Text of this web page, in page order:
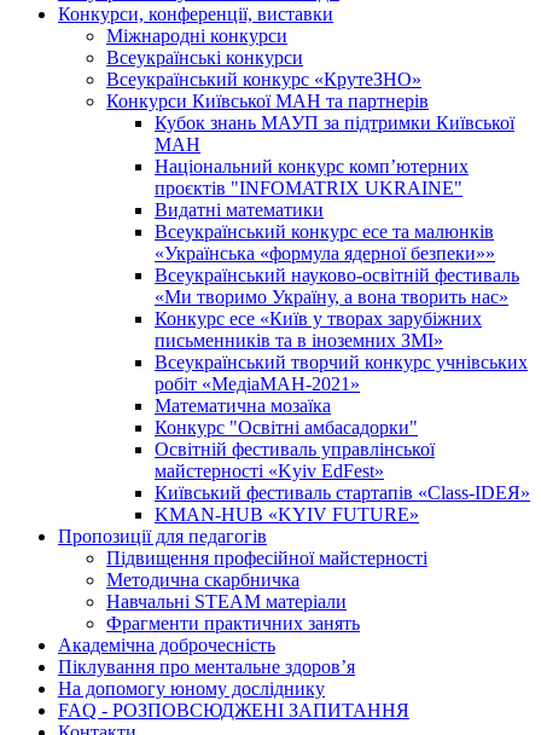
Конкурси, конференції, виставки
Міжнародні конкурси
Всеукраїнські конкурси
Всеукраїнський конкурс «КрутеЗНО»
Конкурси Київської МАН та партнерів
Кубок знань МАУП за підтримки Київської
МАН
Національний конкурс комп’ютерних
проєктів "INFOMATRIX UKRAINE"
Видатні математики
Всеукраїнський конкурс есе та малюнків
«Українська «формула ядерної безпеки»»
Всеукраїнський науково-освітній фестиваль
«Ми творимо Україну, а вона творить нас»
Конкурс есе «Київ у творах зарубіжних
письменників та в іноземних ЗМІ»
Всеукраїнський творчий конкурс учнівських
робіт «МедіаМАН-2021»
Математична мозаїка
Конкурс "Освітні амбасадорки"
Освітній фестиваль управлінської
майстерності «Kyiv EdFest»
Київський фестиваль стартапів «Class-IDEЯ»
KMAN-HUB «KYIV FUTURE»
Пропозиції для педагогів
Підвищення професійної майстерності
Методична скарбничка
Навчальні STEAM матеріали
Фрагменти практичних занять
Академічна доброчесність
Піклування про ментальне здоровʼя
На допомогу юному досліднику
FAQ - РОЗПОВСЮДЖЕНІ ЗАПИТАННЯ